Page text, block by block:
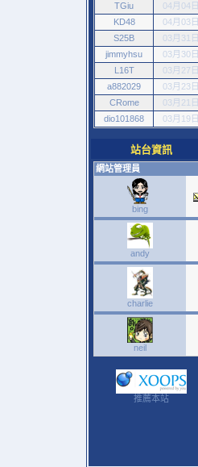
TGiu
04月04日
KD48
04月03日
S25B
03月31日
jimmyhsu
03月30日
L16T
03月27日
a882029
03月23日
CRome
03月21日
dio101868
03月19日
站台資訊
網站管理員
bing
andy
charlie
neil
推薦本站